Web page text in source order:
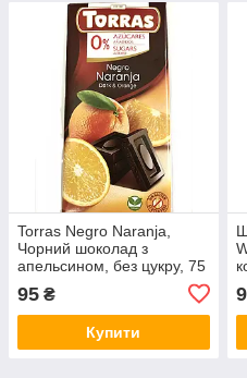
Torras Negro Naranja,
Чорний шоколад з
апельсином, без цукру, 75
95 ₴
Купити